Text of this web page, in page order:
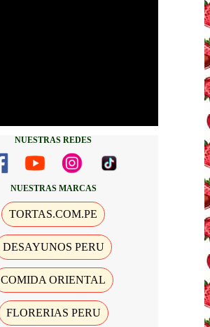
NUESTRAS REDES
NUESTRAS MARCAS
TORTAS.COM.PE
DESAYUNOS PERU
COMIDA ORIENTAL
FLORERIAS PERU